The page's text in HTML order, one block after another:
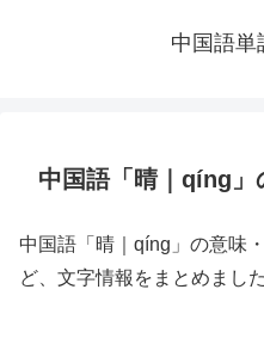
中国語単
中国語「晴｜qíng」
中国語「晴｜qíng」の意味
ど、文字情報をまとめました